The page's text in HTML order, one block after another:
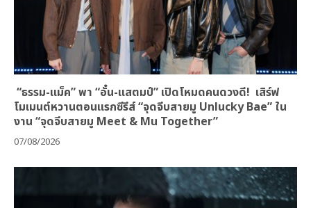
“ธรรม-แม็ค” พา “อั๋น-แสตมป์” เปิดโหมดคนดวงดี! เสิร์ฟ
โมเมนต์หวานตอนแรกซีรีส์ “จุดจีบสายมู Unlucky Bae” ใน
งาน “จุดจีบสายมู Meet & Mu Together”
07/08/2026